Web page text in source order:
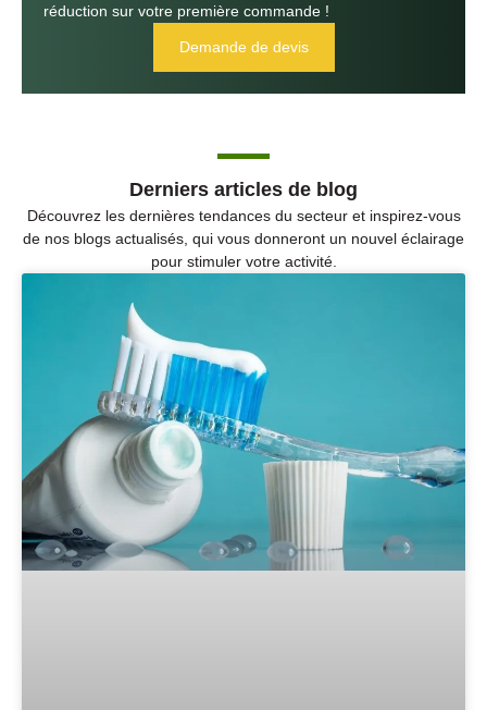
réduction sur votre première commande !
Demande de devis
Derniers articles de blog
Découvrez les dernières tendances du secteur et inspirez-vous
de nos blogs actualisés, qui vous donneront un nouvel éclairage
pour stimuler votre activité.